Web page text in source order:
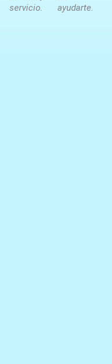
servicio.
ayudarte.